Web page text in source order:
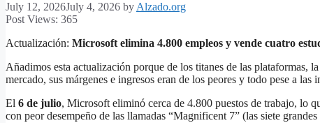
July 12, 2026July 4, 2026 byAlzado.org
Post Views: 365
Actualización: Microsoft elimina 4.800 empleos y vende cuatro
Añadimos esta actualización porque de los titanes de las plataformas,
mercado, sus márgenes e ingresos eran de los peores y todo pese a
El 6 de julio, Microsoft eliminó cerca de 4.800 puestos de trabajo, lo
con peor desempeño de las llamadas “Magnificent 7” (las siete